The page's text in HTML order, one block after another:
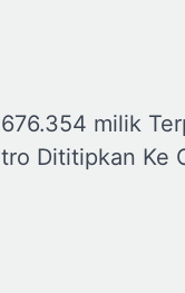
milik
Dititipkan Ke